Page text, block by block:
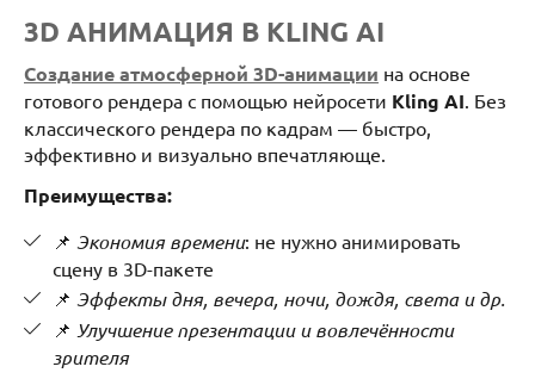
3D АНИМАЦИЯ В KLING AI
Создание атмосферной 3D-анимации на основе
готового рендера с помощью нейросети Kling AI . Без
классического рендера по кадрам — быстро,
эффективно и визуально впечатляюще.
Преимущества:
📌 Экономия времени: не нужно анимировать
сцену в 3D-пакете
📌 Эффекты дня, вечера, ночи, дождя, света и др.
📌 Улучшение презентации и вовлечённости
зрителя